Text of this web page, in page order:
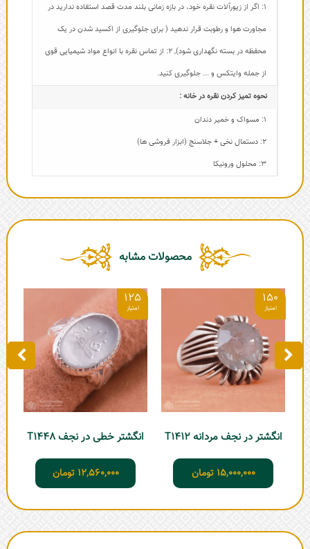
1: اگر از زیورآلات نقره خود، در بازه زمانی بلند مدت قصد استفاده ندارید در
مجاورت هوا و رطوبت قرار ندهید ( برای جلوگیری از اکسید شدن در یک
محفظه در بسته نگهداری شود), 2: از تماس نقره با انواع مواد شیمیایی قوی
از جمله وایتکس و ... جلوگیری کنید.
نحوه تمیز کردن نقره در خانه :
1: مسواک و خمیر دندان
2: دستمال نخی + جلاسنج (ابزار فروشی ها)
3: محلول ورونیکا
محصولات مشابه
150
انگشتر در نجف مردانه T1412
15,000,000 تومان
125
انگشتر خطی در نجف T1448
12,560,000 تومان